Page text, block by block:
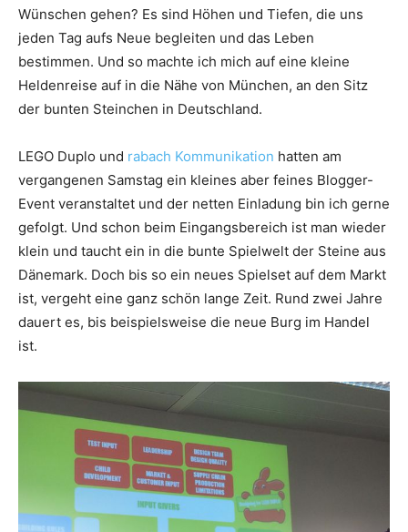
Wünschen gehen? Es sind Höhen und Tiefen, die uns
jeden Tag aufs Neue begleiten und das Leben
bestimmen. Und so machte ich mich auf eine kleine
Heldenreise auf in die Nähe von München, an den Sitz
der bunten Steinchen in Deutschland.
LEGO Duplo und rabach Kommunikation hatten am
vergangenen Samstag ein kleines aber feines Blogger-
Event veranstaltet und der netten Einladung bin ich gerne
gefolgt. Und schon beim Eingangsbereich ist man wieder
klein und taucht ein in die bunte Spielwelt der Steine aus
Dänemark. Doch bis so ein neues Spielset auf dem Markt
ist, vergeht eine ganz schön lange Zeit. Rund zwei Jahre
dauert es, bis beispielsweise die neue Burg im Handel
ist.